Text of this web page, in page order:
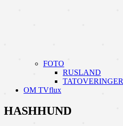
FOTO
RUSLAND
TATOVERINGER
OM TVflux
HASHHUND